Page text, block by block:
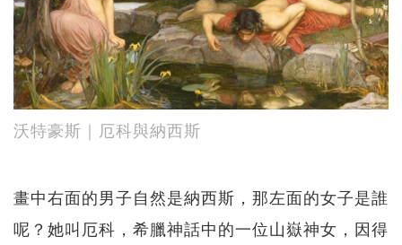
沃特豪斯｜厄科與納西斯
畫中右面的男子自然是納西斯，那左面的女子是誰
呢？她叫厄科，希臘神話中的一位山嶽神女，因得